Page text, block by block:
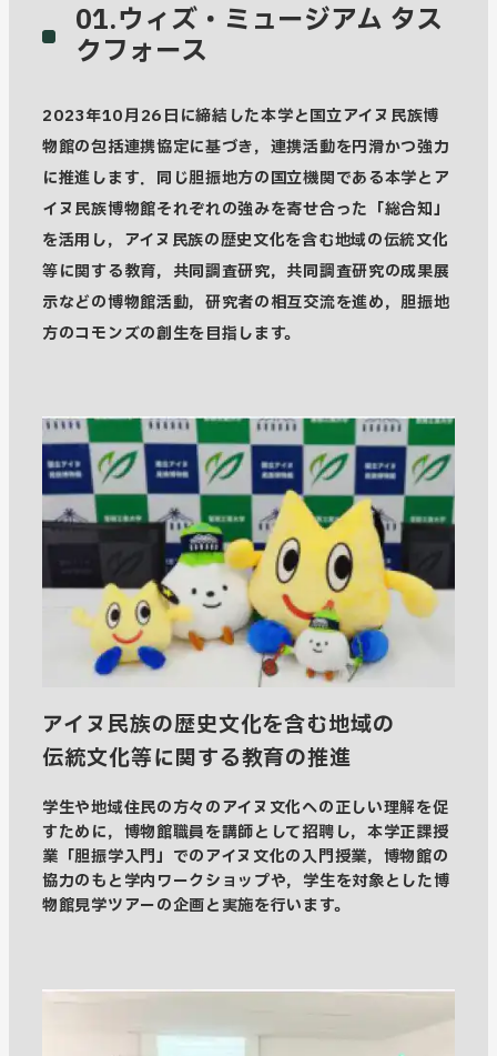
01.ウィズ・ミュージアム タス
クフォース
2023年10月26日に締結した本学と国立アイヌ民族博
物館の包括連携協定に基づき，連携活動を円滑かつ強力
に推進します．同じ胆振地方の国立機関である本学とア
イヌ民族博物館それぞれの強みを寄せ合った「総合知」
を活用し，アイヌ民族の歴史文化を含む地域の伝統文化
等に関する教育，共同調査研究，共同調査研究の成果展
示などの博物館活動，研究者の相互交流を進め，胆振地
方のコモンズの創生を目指します。
アイヌ民族の歴史文化を含む地域の
伝統文化等に関する教育の推進
学生や地域住民の方々のアイヌ文化への正しい理解を促
すために，博物館職員を講師として招聘し，本学正課授
業「胆振学入門」でのアイヌ文化の入門授業，博物館の
協力のもと学内ワークショップや，学生を対象とした博
物館見学ツアーの企画と実施を行います。